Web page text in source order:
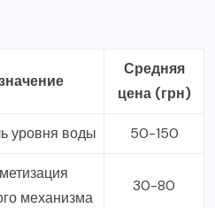
Средняя
цена (грн)
уровня воды 50-150
механизма
30-80